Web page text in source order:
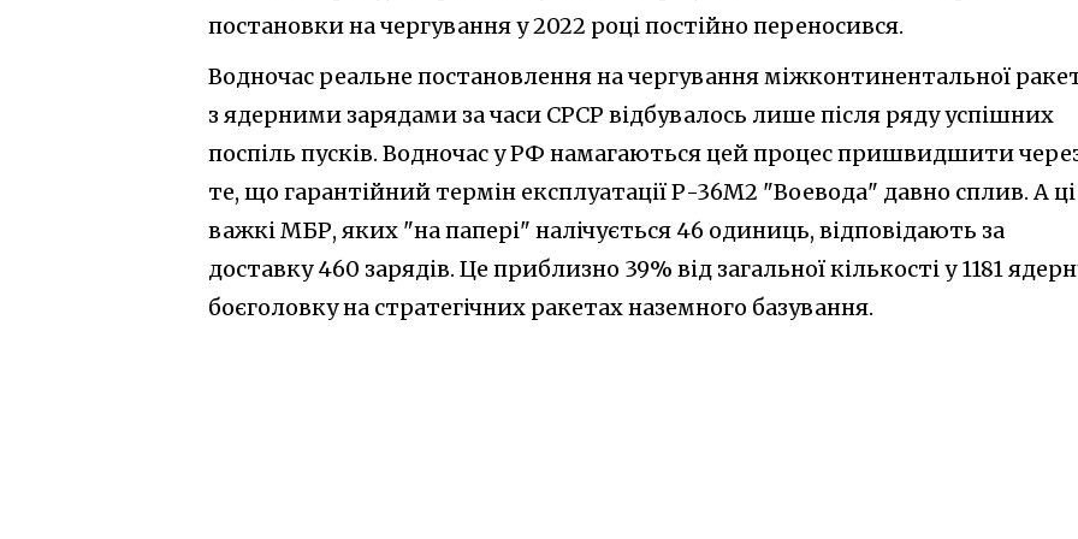
постановки на чергування у 2022 році постійно переносився.
Водночас реальне постановлення на чергування міжконтинентальної
з ядерними зарядами за часи СРСР відбувалось лише після ряду успішних
поспіль пусків. Водночас у РФ намагаються цей процес пришвидшити
те, що гарантійний термін експлуатації Р-36М2 "Воевода" давно сплив. А ці
важкі МБР, яких "на папері" налічується 46 одиниць, відповідають за
доставку 460 зарядів. Це приблизно 39% від загальної кількості у 1181
боєголовку на стратегічних ракетах наземного базування.